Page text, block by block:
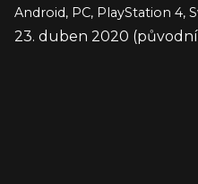
Android, PC, PlayStation 4,
23. duben 2020 (původní